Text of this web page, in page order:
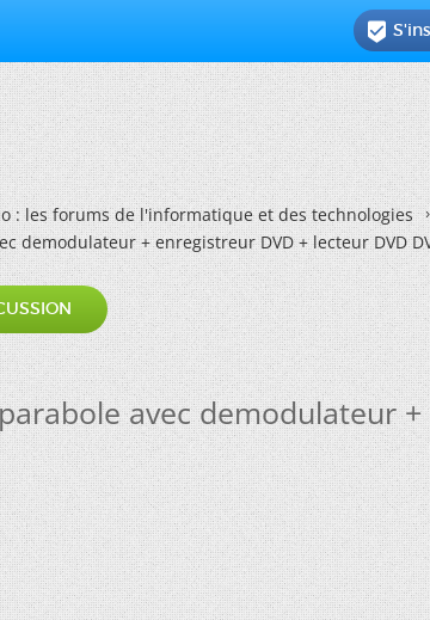

: les forums de l'informatique et des technologies
demodulateur + enregistreur DVD + lecteur DVD
avec demodulateur